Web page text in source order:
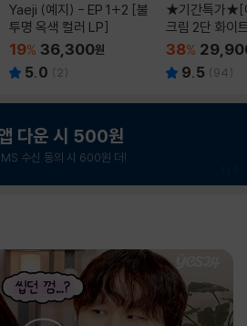
Yaeji (예지) - EP 1+2 [불
투명 옥색 컬러 LP]
19% 36,300원
5.0 ( 2)
★기간특가★[
크림 2단 화이
38%
9.5 (94)
다운 시 500원
수신 동의 시 600원 더!